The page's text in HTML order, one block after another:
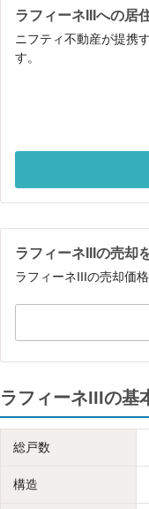
ラフィーネIIIへの居
ニフティ不動産が提携
す。
ラフィーネIIIの売却
ラフィーネIIIの売却価
ラフィーネIIIの基
総戸数
構造